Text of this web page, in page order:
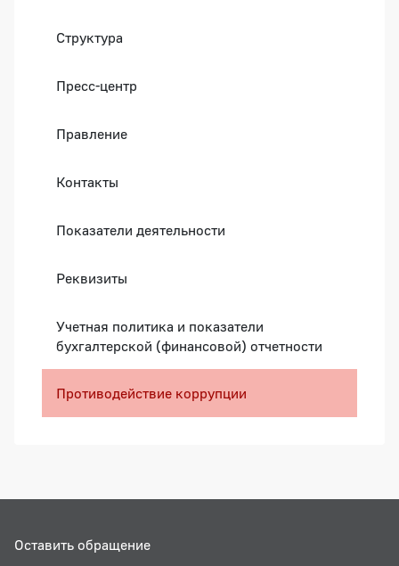
Структура
Пресс-центр
Правление
Контакты
Показатели деятельности
Реквизиты
Учетная политика и показатели
бухгалтерской (финансовой) отчетности
Противодействие коррупции
Оставить обращение